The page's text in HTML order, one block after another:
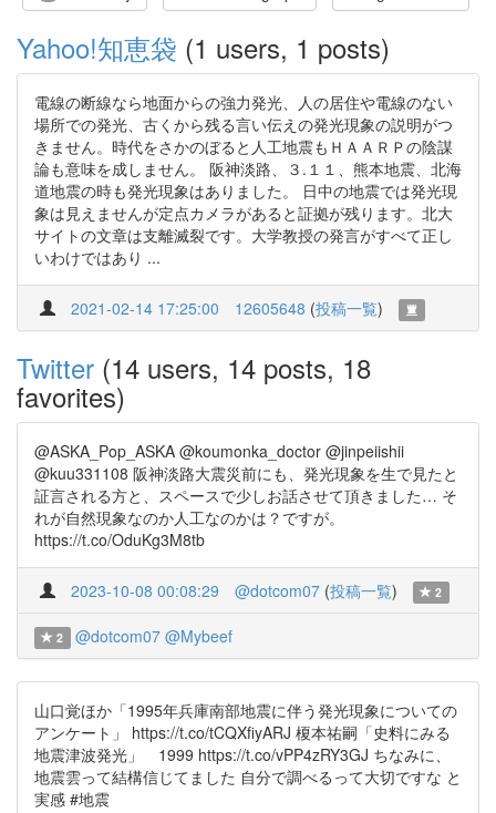
Yahoo!知恵袋 (1 users, 1 posts)
電線の断線なら地面からの強力発光、人の居住や電線のない
場所での発光、古くから残る言い伝えの発光現象の説明がつ
きません。時代をさかのぼると人工地震もＨＡＡＲＰの陰謀
論も意味を成しません。 阪神淡路、３.１１、熊本地震、北海
道地震の時も発光現象はありました。 日中の地震では発光現
象は見えませんが定点カメラがあると証拠が残ります。北大
サイトの文章は支離滅裂です。大学教授の発言がすべて正し
いわけではあり ...
2021-02-14 17:25:00 12605648 (投稿一覧)
Twitter (14 users, 14 posts, 18
favorites)
@ASKA_Pop_ASKA @koumonka_doctor @jinpeiishii
@kuu331108 阪神淡路大震災前にも、発光現象を生で見たと
証言される方と、スペースで少しお話させて頂きました… そ
れが自然現象なのか人工なのかは？ですが。
https://t.co/OduKg3M8tb
2023-10-08 00:08:29 @dotcom07 (投稿一覧) 2
2 @dotcom07 @Mybeef
山口覚ほか「1995年兵庫南部地震に伴う発光現象についての
アンケート」 https://t.co/tCQXfiyARJ 榎本祐嗣「史料にみる
地震津波発光」 1999 https://t.co/vPP4zRY3GJ ちなみに、
地震雲って結構信じてました 自分で調べるって大切ですな と
実感 #地震